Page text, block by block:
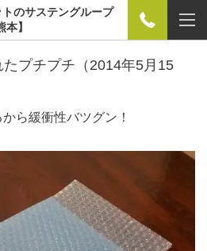
のサステングループ
本】
プチプチ（2014年5月15
ら緩衝性バツグン！